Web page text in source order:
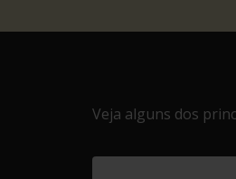
Veja alguns dos